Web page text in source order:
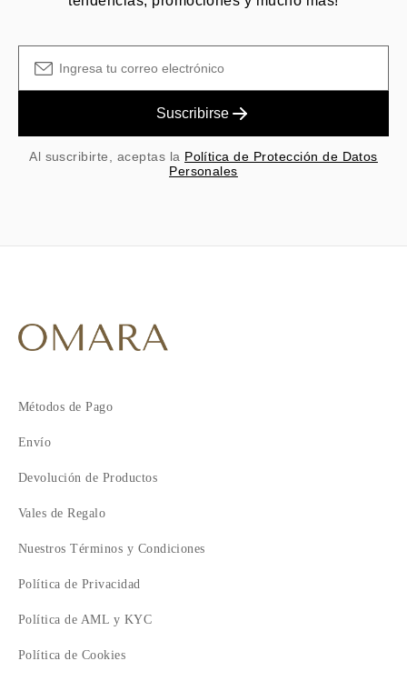
Suscribirse
Al suscribirte, aceptas la Política de Protección de Datos
Personales
Métodos de Pago
Envío
Devolución de Productos
Vales de Regalo
Nuestros Términos y Condiciones
Política de Privacidad
Política de AML y KYC
Política de Cookies